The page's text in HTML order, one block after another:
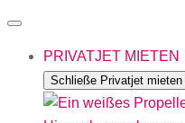
PRIVATJET MIETEN
Schließe Privatjet mieten